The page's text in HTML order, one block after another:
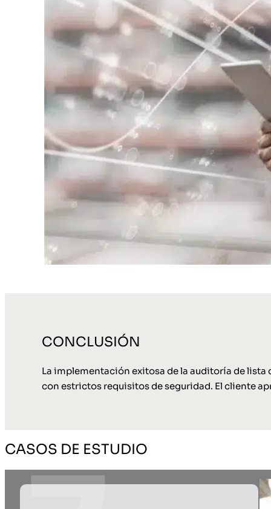
CONCLUSIÓN
La implementación exitosa de la auditoría de lista
con estrictos requisitos de seguridad. El cliente
CASOS DE ESTUDIO